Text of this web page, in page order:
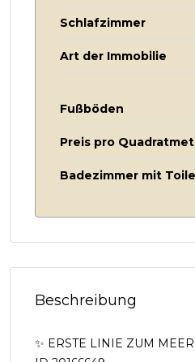
Schlafzimmer
Art der Immobilie
Fußböden
Preis pro
Badezimmer mit
Beschreibung
✨ ERSTE LINIE ZUM